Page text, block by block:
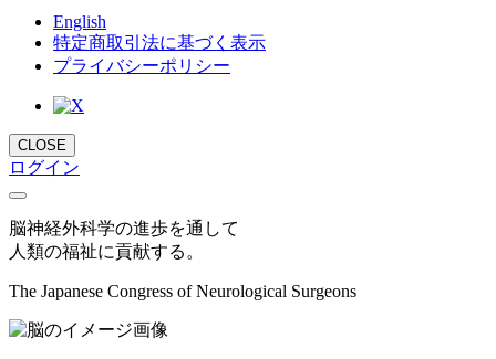
English
特定商取引法に基づく表示
プライバシーポリシー
CLOSE
ログイン
脳神経外科学の進歩を通して
人類の福祉に貢献する。
The Japanese Congress of Neurological Surgeons